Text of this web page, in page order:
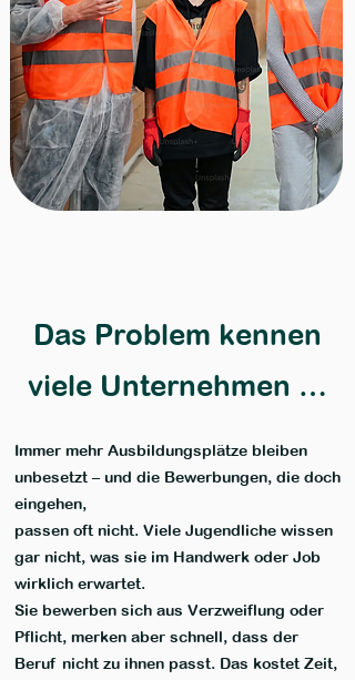
Das Problem kennen
viele Unternehmen …
Immer mehr Ausbildungsplätze bleiben
unbesetzt – und die Bewerbungen, die doch
eingehen,
passen oft nicht. Viele Jugendliche wissen
gar nicht, was sie im Handwerk oder Job
wirklich erwartet.
Sie bewerben sich aus Verzweiflung oder
Pflicht, merken aber schnell, dass der
Beruf nicht zu ihnen passt. Das kostet Zeit,